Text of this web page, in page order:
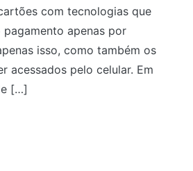
com tecnologias que
apenas por
isso, como também os
acessados pelo celular. Em
[…]